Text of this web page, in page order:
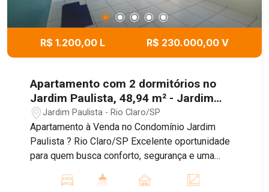
agende sua visita.
R$ 1.200,00 L R$ 230.000,00 V
Apartamento com 2 dormitórios no
Jardim Paulista, 48,94 m² - Jardim
Paulista
Jardim Paulista - Rio Claro/SP
Apartamento à Venda no Condomínio Jardim
Paulista ? Rio Claro/SP Excelente oportunidade
para quem busca conforto, segurança e uma
ambientes bem distribuídos, proporcionando